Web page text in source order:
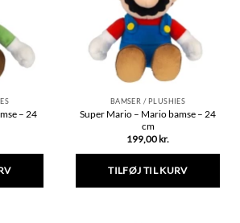
– 24
BAMSER / PLUSHIES
Super Mario – Mario bamse – 24
cm
199,00 kr.
TILFØJ TIL KURV